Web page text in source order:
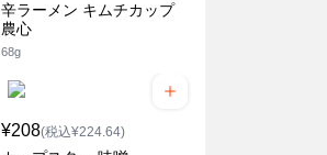
辛ラーメン キムチカップ
農心
68g
¥208(税込¥224.64)